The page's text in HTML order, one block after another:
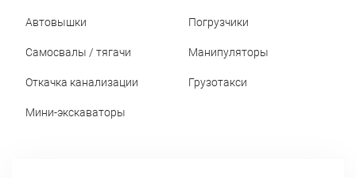
Автовышки
Самосвалы / тягачи
Откачка канализации
Мини-экскаваторы
Погрузчики
Манипуляторы
Грузотакси